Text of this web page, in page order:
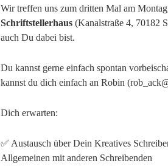
Wir treffen uns zum dritten Mal am
Schriftstellerhaus (Kanalstraße 4, 70182
auch Du dabei bist.
Du kannst gerne einfach spontan
kannst du dich einfach an Robin
Dich erwarten:
✅ Austausch über Dein Kreatives
Allgemeinen mit anderen Schreibenden